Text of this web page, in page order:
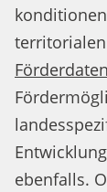
ebenfalls.